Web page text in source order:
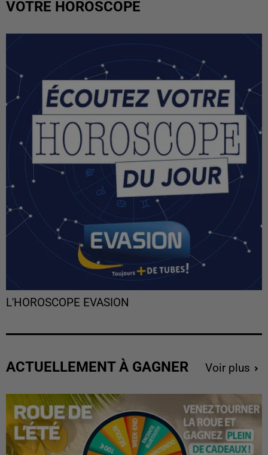
VOTRE HOROSCOPE
L'HOROSCOPE EVASION
ACTUELLEMENT À GAGNER Voir plus